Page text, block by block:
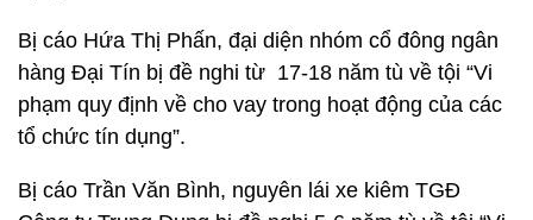
Bị cáo Hứa Thị Phấn, đại diện nhóm cổ đông ngân
hàng Đại Tín bị đề nghi từ 17-18 năm tù về tội “Vi
phạm quy định về cho vay trong hoạt động của các
tổ chức tín dụng”.
Bị cáo Trần Văn Bình, nguyên lái xe kiêm TGĐ